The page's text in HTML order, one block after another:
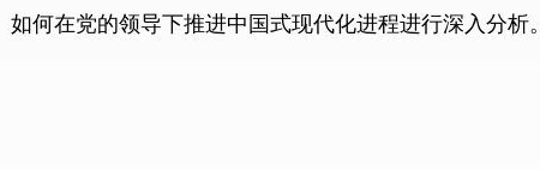
何在党的领导下推进中国式现代化进程进行深入分析。